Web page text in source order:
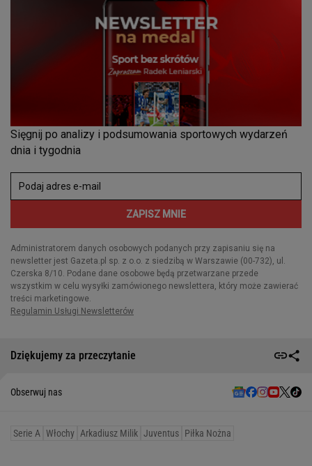
Dziękujemy za przeczytanie
Obserwuj nas
Serie A Włochy Arkadiusz Milik Juventus Piłka Nożna